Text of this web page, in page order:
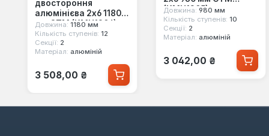
двостороння
алюмінієва 2х6 1180
мм GTM (KMH1206)
Довжина: 1180 мм
Кількість ступенів: 12
Секції: 2
Матеріал: алюміній
Звичайна ціна:
3 508,00 ₴
(KMH1205)
Довжина: 980 мм
Кількість ступенів: 10
Секції: 2
Матеріал: алюміній
Звичайна ціна:
3 042,00 ₴